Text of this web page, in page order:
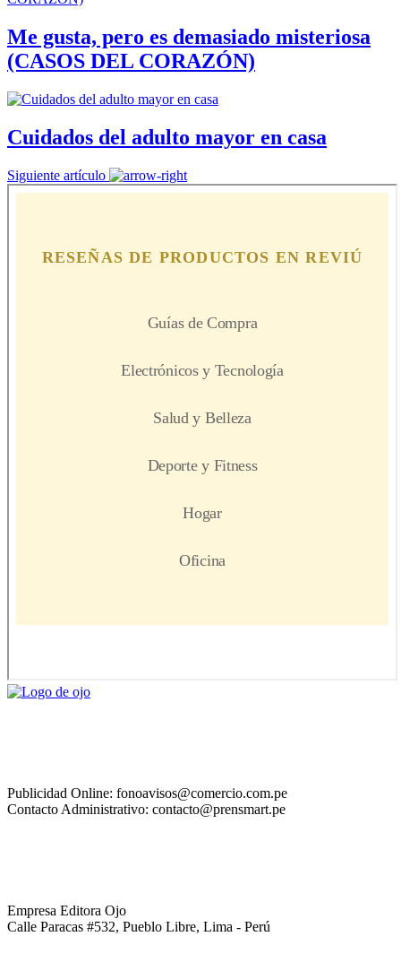
Me gusta, pero es demasiado misteriosa
(CASOS DEL CORAZÓN)
Cuidados del adulto mayor en casa
Siguiente artículo
Publicidad Online: fonoavisos@comercio.com.pe
Contacto Administrativo: contacto@prensmart.pe
Empresa Editora Ojo
Calle Paracas #532, Pueblo Libre, Lima - Perú